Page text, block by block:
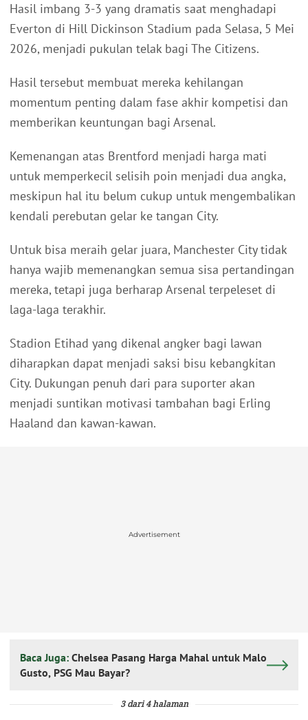
Hasil imbang 3-3 yang dramatis saat menghadapi
Everton di Hill Dickinson Stadium pada Selasa, 5 Mei
2026, menjadi pukulan telak bagi The Citizens.
Hasil tersebut membuat mereka kehilangan
momentum penting dalam fase akhir kompetisi dan
memberikan keuntungan bagi Arsenal.
Kemenangan atas Brentford menjadi harga mati
untuk memperkecil selisih poin menjadi dua angka,
meskipun hal itu belum cukup untuk mengembalikan
kendali perebutan gelar ke tangan City.
Untuk bisa meraih gelar juara, Manchester City tidak
hanya wajib memenangkan semua sisa pertandingan
mereka, tetapi juga berharap Arsenal terpeleset di
laga-laga terakhir.
Stadion Etihad yang dikenal angker bagi lawan
diharapkan dapat menjadi saksi bisu kebangkitan
City. Dukungan penuh dari para suporter akan
menjadi suntikan motivasi tambahan bagi Erling
Haaland dan kawan-kawan.
Advertisement
Baca Juga: Chelsea Pasang Harga Mahal untuk Malo
Gusto, PSG Mau Bayar?
3 dari 4 halaman